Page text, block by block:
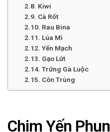
Kiwi
Cà Rốt
Rau Bina
Lúa Mì
Yến Mạch
Gạo Lứt
Trứng Gà Luộc
Côn Trùng
Chim Yến